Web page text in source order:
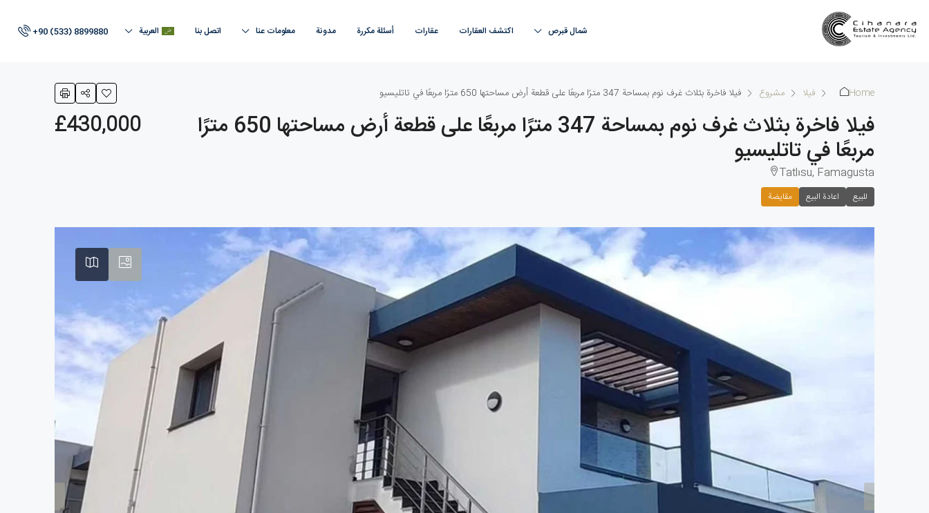
شمال قبرص اكتشف العقارات عقارات أسئلة مكررة مدونة معلومات عنا اتصل بنا العربية +90 (533) 8899880
Home فيلا مشروع فيلا فاخرة بثلاث غرف نوم بمساحة 347 مترًا مربعًا على قطعة أرض مساحتها 650 مترًا مربعًا في تاتليسيو
فيلا فاخرة بثلاث غرف نوم بمساحة 347 مترًا مربعًا على قطعة أرض مساحتها 650 مترًا
مربعًا في تاتليسيو
Tatlısu, Famagusta
للبيع اعادة البيع مقايضة
£430,000